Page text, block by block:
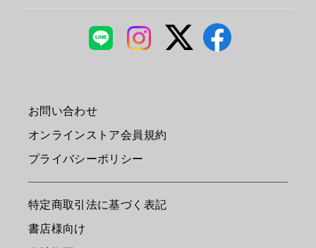
お問い合わせ
オンラインストア会員規約
プライバシーポリシー
特定商取引法に基づく表記
書店様向け